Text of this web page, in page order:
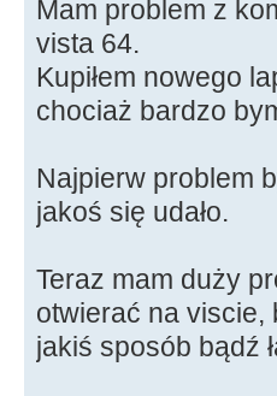
Mam problem z
vista 64.
Kupiłem nowego
chociaż bardzo
Najpierw problem
jakoś się udało.
Teraz mam duży
otwierać na viscie,
jakiś sposób bądź